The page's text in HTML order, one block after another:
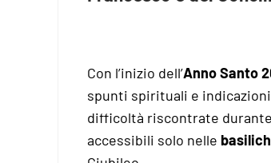
Con l’inizio dell’Anno Santo
spunti spirituali e
difficoltà riscontrate
accessibili solo nelle